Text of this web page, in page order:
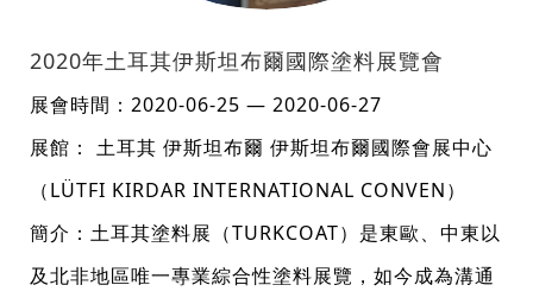
2020年土耳其伊斯坦布爾國際塗料展覽會
展會時間：2020-06-25 — 2020-06-27
展館： 土耳其 伊斯坦布爾 伊斯坦布爾國際會展中心
（LÜTFI KIRDAR INTERNATIONAL CONVEN）
簡介：土耳其塗料展（TURKCOAT）是東歐、中東以
及北非地區唯一專業綜合性塗料展覽，如今成為溝通